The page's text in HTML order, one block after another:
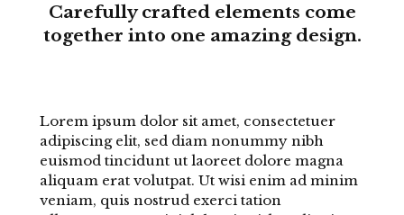
Carefully crafted elements come
together into one amazing design.
Lorem ipsum dolor sit amet, consectetuer
adipiscing elit, sed diam nonummy nibh
euismod tincidunt ut laoreet dolore magna
aliquam erat volutpat. Ut wisi enim ad minim
veniam, quis nostrud exerci tation